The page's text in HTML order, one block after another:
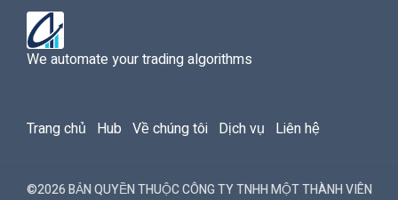
We automate your trading algorithms
Trang chủ Hub Về chúng tôi Dịch vụ Liên hệ
©2026 BẢN QUYỀN THUỘC CÔNG TY TNHH MỘT THÀNH VIÊN